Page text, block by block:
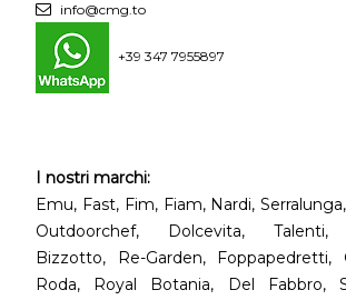
info@cmg.to
+39 347 7955897
I nostri marchi:
Emu, Fast, Fim, Fiam, Nardi,
Outdoorchef, Dolcevita, Talenti,
Bizzotto, Re-Garden,
Roda, Royal Botania, Del Fabbro,